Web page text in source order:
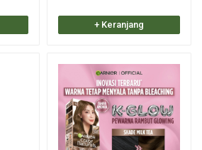
+ Keranjang